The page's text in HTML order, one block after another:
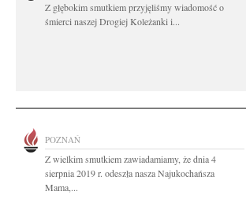
Z głębokim smutkiem przyjęliśmy wiadomość o
śmierci naszej Drogiej Koleżanki i...
POZNAŃ
Z wielkim smutkiem zawiadamiamy, że dnia 4
sierpnia 2019 r. odeszła nasza Najukochańsza
Mama,...